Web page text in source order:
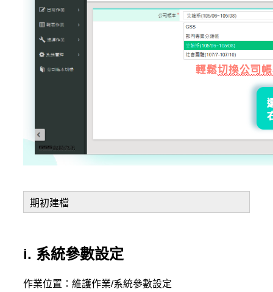
期初建檔
i. 系統參數設定
作業位置：維護作業/系統參數設定